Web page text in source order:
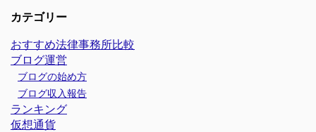
カテゴリー
おすすめ法律事務所比較
ブログ運営
ブログの始め方
ブログ収入報告
ランキング
仮想通貨